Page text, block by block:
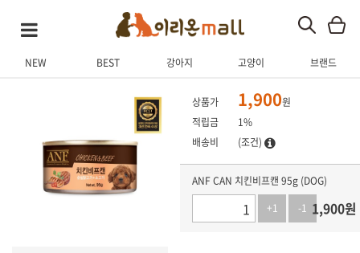
NEW BEST 강아지 고양이 브랜드
상품가 1,900원
적립금
1%
배송비
(조건)
ANF CAN 치킨비프캔 95g (DOG)
+1
-1 1,900원